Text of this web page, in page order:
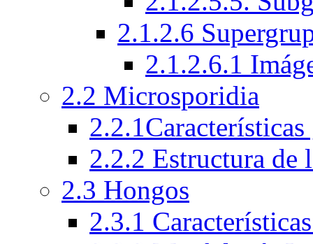
2.1.2.6
2.1.2.6.1
2.2 Microsporidia
2.2.1Características
2.2.2 Estructura de
2.3 Hongos
2.3.1